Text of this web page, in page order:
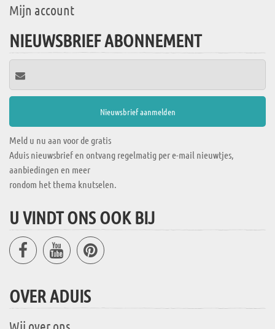
Mijn account
NIEUWSBRIEF ABONNEMENT
Meld u nu aan voor de gratis
Aduis nieuwsbrief en ontvang regelmatig per e-mail nieuwtjes,
aanbiedingen en meer
rondom het thema knutselen.
U VINDT ONS OOK BIJ
OVER ADUIS